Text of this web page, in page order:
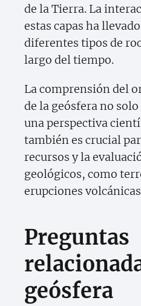
de la Tierra. La
estas capas ha
diferentes tipos de
largo del tiempo.
La comprensión del
de la geósfera no
una perspectiva
también es crucial
recursos y la
geológicos, como
erupciones
Preguntas
geósfera